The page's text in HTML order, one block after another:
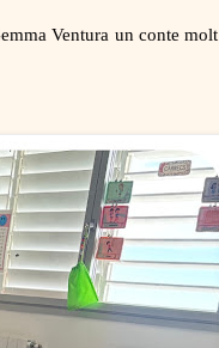
Ventura un conte molt